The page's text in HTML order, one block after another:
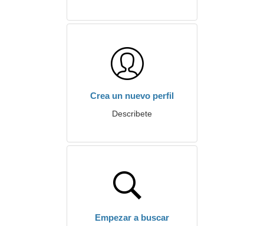
Crea un nuevo perfil
Describete
Empezar a buscar